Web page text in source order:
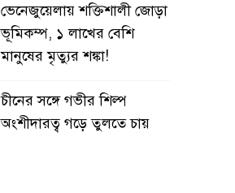
ভেনেজুয়েলায় শক্তিশালী জোড়া
ভূমিকম্প, ১ লাখের বেশি
মানুষের মৃত্যুর শঙ্কা!
চীনের সঙ্গে গভীর শিল্প
অংশীদারত্ব গড়ে তুলতে চায়